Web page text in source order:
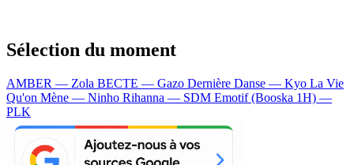
Sélection du moment
AMBER — Zola BECTE — Gazo Dernière Danse — Kyo La Vie
Qu'on Mène — Ninho Rihanna — SDM Emotif (Booska 1H) —
PLK